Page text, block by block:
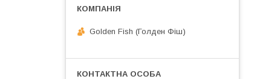
Golden Fish (Голден Фіш)